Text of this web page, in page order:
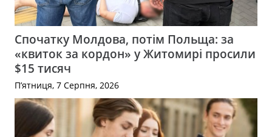
Спочатку Молдова, потім Польща: за
«квиток за кордон» у Житомирі просили
$15 тисяч
П’ятниця, 7 Серпня, 2026